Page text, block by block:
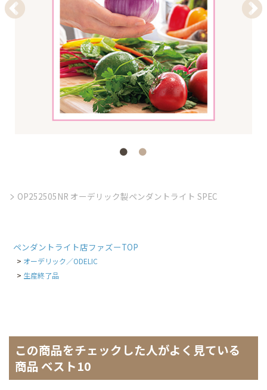
OP252505NR オーデリック製ペンダントライト SPEC
ペンダントライト店ファズーTOP
オーデリック／ODELIC
生産終了品
この商品をチェックした人がよく見ている
商品 ベスト10